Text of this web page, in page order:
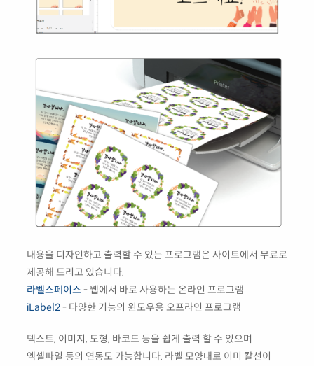
내용을 디자인하고 출력할 수 있는 프로그램은 사이트에서 무료로
제공해 드리고 있습니다.
라벨스페이스 - 웹에서 바로 사용하는 온라인 프로그램
iLabel2- 다양한 기능의 윈도우용 오프라인 프로그램
텍스트, 이미지, 도형, 바코드 등을 쉽게 출력 할 수 있으며
엑셀파일 등의 연동도 가능합니다. 라벨 모양대로 이미 칼선이